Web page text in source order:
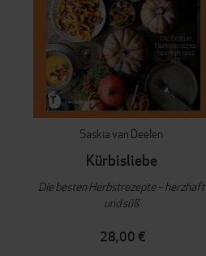
Saskia van Deelen
Kürbisliebe
Die besten Herbstrezepte – herzhaft
und süß
28,00 €